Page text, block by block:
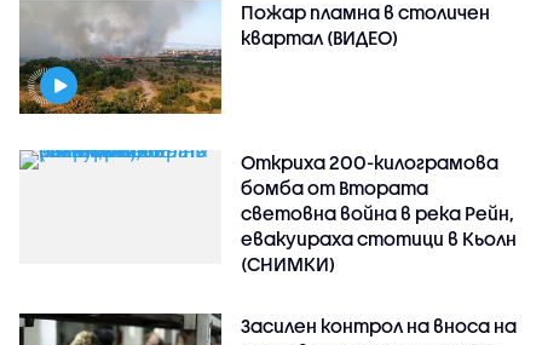
Пожар пламна в столичен
квартал (ВИДЕО)
Откриха 200-килограмова
бомба от Втората
световна война в река Рейн,
евакуираха стотици в Кьолн
(СНИМКИ)
Засилен контрол на вноса на